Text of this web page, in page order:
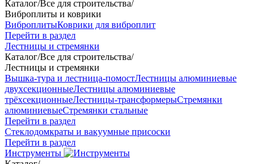
Каталог/Все для строительства/
Виброплиты и коврики
ВиброплитыКоврики для виброплит
Перейти в раздел
Лестницы и стремянки
Каталог/Все для строительства/
Лестницы и стремянки
Вышка-тура и лестница-помостЛестницы алюминиевые
двухсекционныеЛестницы алюминиевые
трёхсекционныеЛестницы-трансформерыСтремянки
алюминиевыеСтремянки стальные
Перейти в раздел
Стеклодомкраты и вакуумные присоски
Перейти в раздел
Инструменты